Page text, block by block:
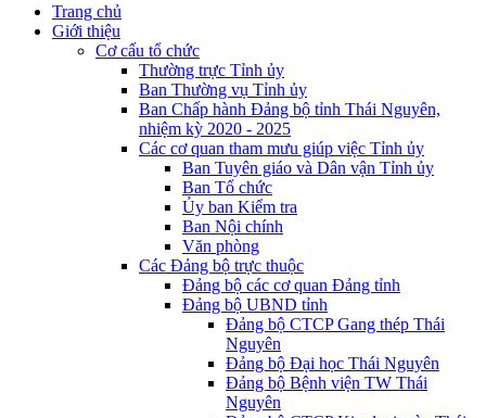
Trang chủ
Giới thiệu
Cơ cấu tổ chức
Thường trực Tỉnh ủy
Ban Thường vụ Tỉnh ủy
Ban Chấp hành Đảng bộ tỉnh Thái Nguyên,
nhiệm kỳ 2020 - 2025
Các cơ quan tham mưu giúp việc Tỉnh ủy
Ban Tuyên giáo và Dân vận Tỉnh ủy
Ban Tổ chức
Ủy ban Kiểm tra
Ban Nội chính
Văn phòng
Các Đảng bộ trực thuộc
Đảng bộ các cơ quan Đảng tỉnh
Đảng bộ UBND tỉnh
Đảng bộ CTCP Gang thép Thái
Nguyên
Đảng bộ Đại học Thái Nguyên
Đảng bộ Bệnh viện TW Thái
Nguyên